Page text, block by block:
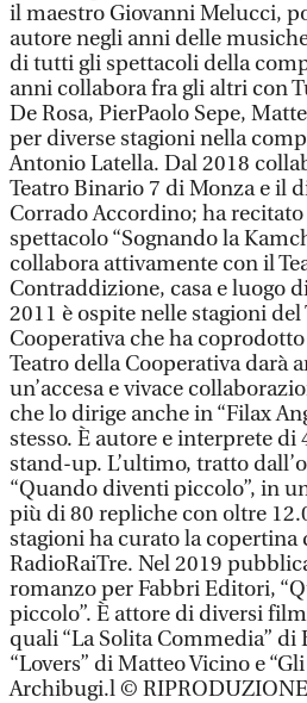
il maestro Giovanni Melucci,
autore negli anni delle
di tutti gli spettacoli della
anni collabora fra gli altri con
De Rosa, PierPaolo Sepe,
per diverse stagioni nella
Antonio Latella. Dal 2018
Teatro Binario 7 di Monza e il
Corrado Accordino; ha
spettacolo “Sognando la
collabora attivamente con il
Contraddizione, casa e luogo
2011 è ospite nelle stagioni del
Cooperativa che ha
Teatro della Cooperativa darà
un’accesa e vivace
che lo dirige anche in “Filax
stesso. È autore e interprete
stand-up. L’ultimo, tratto
“Quando diventi piccolo”, in
più di 80 repliche con oltre
stagioni ha curato la copertina
RadioRaiTre. Nel 2019
romanzo per Fabbri Editori,
piccolo”. È attore di diversi
quali “La Solita Commedia” di
“Lovers” di Matteo Vicino e
Archibugi.l © RIPRODUZIONE